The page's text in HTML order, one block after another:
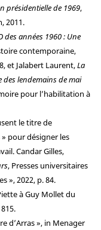
présidentielle de 1969,
2011.
des années 1960 : Une
contemporaine,
et JalabertLaurent,La
des lendemains de mai
pour l’habilitation à
le titre de
pour désigner les
CandarGilles,
, Presses universitaires
», 2022, p. 84.
à Guy Mollet du
d’Arras », in Menager